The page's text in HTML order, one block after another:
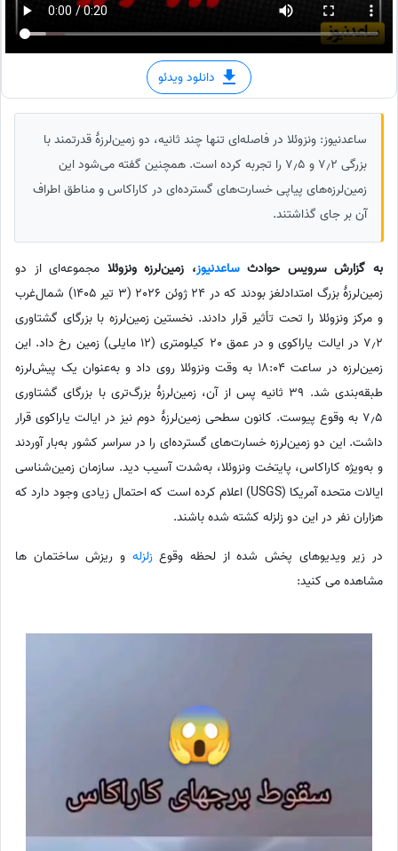
دانلود ویدئو
ساعدنیوز: ونزوئلا در فاصله‌ای تنها چند ثانیه، دو زمین‌لرزهٔ قدرتمند با
بزرگی 7٫2 و 7٫5 را تجربه کرده است. همچنین گفته می‌شود این
زمین‌لرزه‌های پیاپی خسارت‌های گسترده‌ای در کاراکاس و مناطق اطراف
آن بر جای گذاشتند.
به گزارش سرویس حوادثساعدنیوز، زمین‌لرزه‌ ونزوئلا مجموعه‌ای از دو
زمین‌لرزهٔ بزرگ امتدادلغز بودند که در 24 ژوئن 2026 (3 تیر 1405) شمال‌غرب
و مرکز ونزوئلا را تحت تأثیر قرار دادند. نخستین زمین‌لرزه با بزرگای گشتاوری
7٫2 در ایالت یاراکوی و در عمق 20 کیلومتری (12 مایلی) زمین رخ داد. این
زمین‌لرزه در ساعت 18:04 به وقت ونزوئلا روی داد و به‌عنوان یک پیش‌لرزه
طبقه‌بندی شد. 39 ثانیه پس از آن، زمین‌لرزهٔ بزرگ‌تری با بزرگای گشتاوری
7٫5 به وقوع پیوست. کانون سطحی زمین‌لرزهٔ دوم نیز در ایالت یاراکوی قرار
داشت. این دو زمین‌لرزه خسارت‌های گسترده‌ای را در سراسر کشور به‌بار آوردند
و به‌ویژه کاراکاس، پایتخت ونزوئلا، به‌شدت آسیب دید. سازمان زمین‌شناسی
ایالات متحده آمریکا (USGS) اعلام کرده است که احتمال زیادی وجود دارد که
هزاران نفر در این دو زلزله کشته شده باشند.
در زیر ویدیوهای پخش شده از لحظه وقوعزلزله و ریزش ساختمان ها
مشاهده می کنید: